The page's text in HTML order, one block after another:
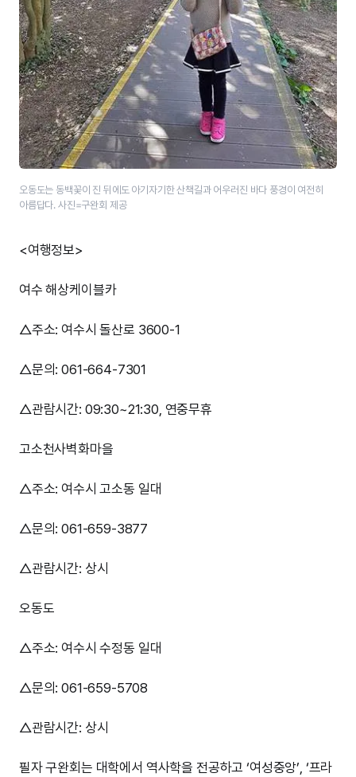
오동도는 동백꽃이 진 뒤에도 아기자기한 산책길과 어우러진 바다 풍경이 여전히
아름답다. 사진=구완회 제공
<여행정보>
여수 해상케이블카
△주소: 여수시 돌산로 3600-1
△문의: 061-664-7301
△관람시간: 09:30~21:30, 연중무휴
고소천사벽화마을
△주소: 여수시 고소동 일대
△문의: 061-659-3877
△관람시간: 상시
오동도
△주소: 여수시 수정동 일대
△문의: 061-659-5708
△관람시간: 상시
필자 구완회는 대학에서 역사학을 전공하고 ‘여성중앙’, ‘프라